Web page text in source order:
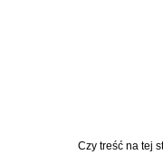
Czy treść na tej